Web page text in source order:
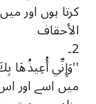
الأحقاف
2۔
''وَإِنِّي أُعِيذُهَا
میں اسے اور